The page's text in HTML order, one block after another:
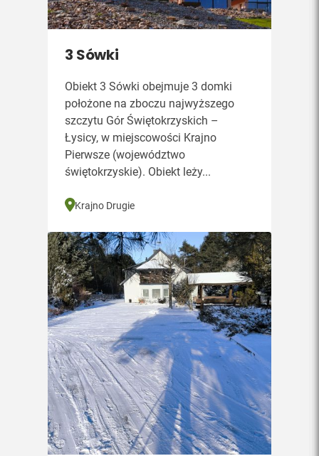
3 Sówki
Obiekt 3 Sówki obejmuje 3 domki
położone na zboczu najwyższego
szczytu Gór Świętokrzyskich –
Łysicy, w miejscowości Krajno
Pierwsze (województwo
świętokrzyskie). Obiekt leży...
Krajno Drugie